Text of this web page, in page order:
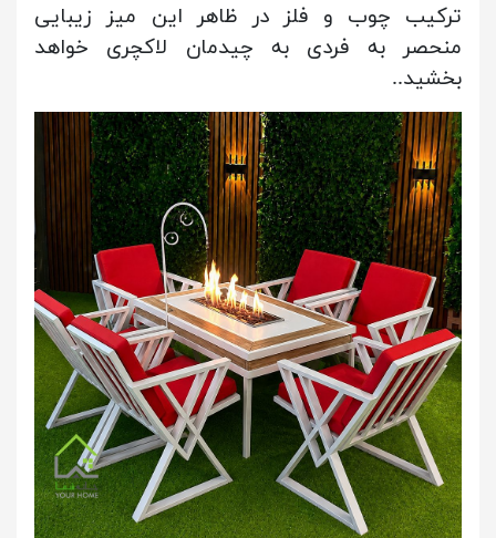
ترکیب چوب و فلز در ظاهر این میز زیبایی
منحصر به فردی به چیدمان لاکچری خواهد
بخشید..